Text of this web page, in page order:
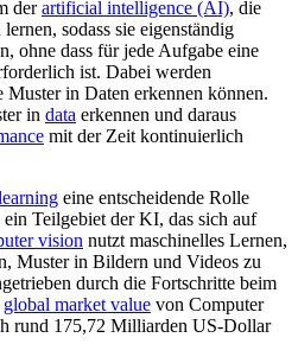
derartificial intelligence (AI), die
sodass sie eigenständig
ohne dass für jede Aufgabe eine
ist. Dabei werden
Muster in Daten erkennen können.
in data erkennen und daraus
mit der Zeit kontinuierlich
eine entscheidende Rolle
ein Teilgebiet der KI, das sich auf
vision nutzt maschinelles Lernen,
Muster in Bildern und Videos zu
durch die Fortschritte beim
global market value von Computer
rund 175,72 Milliarden US-Dollar